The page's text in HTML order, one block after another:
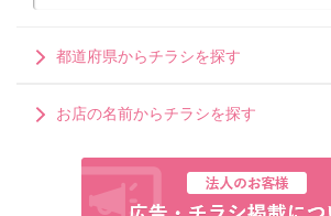
都道府県からチラシを探す
お店の名前からチラシを探す